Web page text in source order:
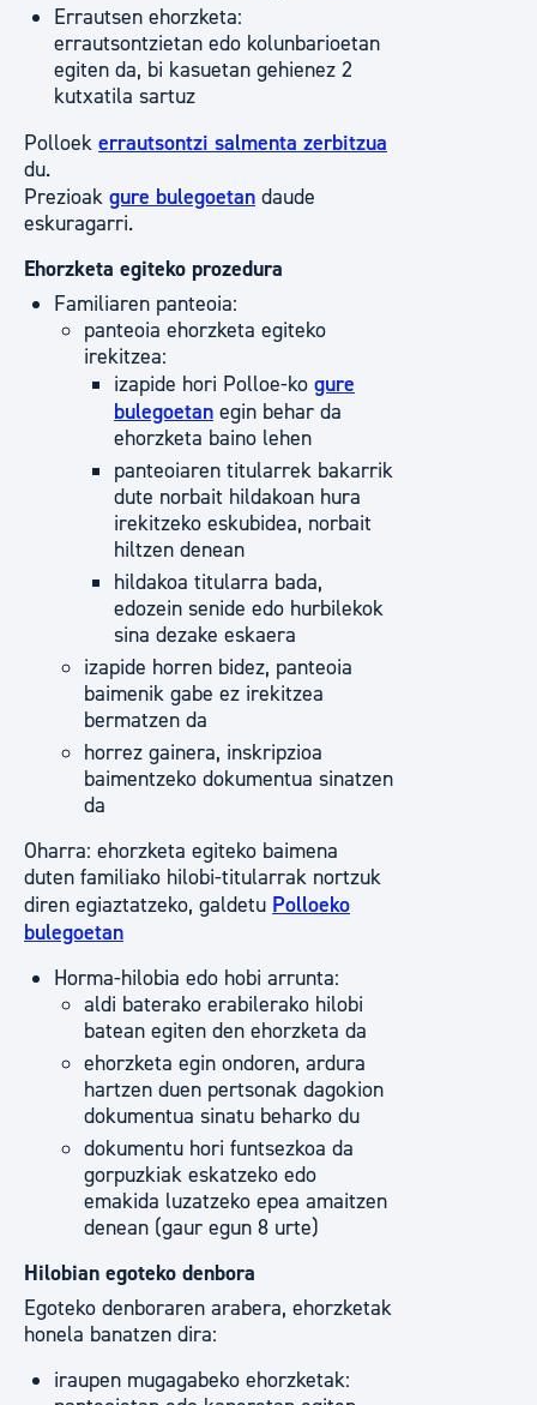
Errautsen ehorzketa:
errautsontzietan edo kolunbarioetan
egiten da, bi kasuetan gehienez 2
kutxatila sartuz
Polloek errautsontzi salmenta zerbitzua
du.
Prezioak gure bulegoetan daude
eskuragarri.
Ehorzketa egiteko prozedura
Familiaren panteoia:
panteoia ehorzketa egiteko
irekitzea:
izapide hori Polloe-ko gure
bulegoetan egin behar da
ehorzketa baino lehen
panteoiaren titularrek bakarrik
dute norbait hildakoan hura
irekitzeko eskubidea, norbait
hiltzen denean
hildakoa titularra bada,
edozein senide edo hurbilekok
sina dezake eskaera
izapide horren bidez, panteoia
baimenik gabe ez irekitzea
bermatzen da
horrez gainera, inskripzioa
baimentzeko dokumentua sinatzen
da
Oharra: ehorzketa egiteko baimena
duten familiako hilobi-titularrak nortzuk
diren egiaztatzeko, galdetu Polloeko
bulegoetan
Horma-hilobia edo hobi arrunta:
aldi baterako erabilerako hilobi
batean egiten den ehorzketa da
ehorzketa egin ondoren, ardura
hartzen duen pertsonak dagokion
dokumentua sinatu beharko du
dokumentu hori funtsezkoa da
gorpuzkiak eskatzeko edo
emakida luzatzeko epea amaitzen
denean (gaur egun 8 urte)
Hilobian egoteko denbora
Egoteko denboraren arabera, ehorzketak
honela banatzen dira:
iraupen mugagabeko ehorzketak: